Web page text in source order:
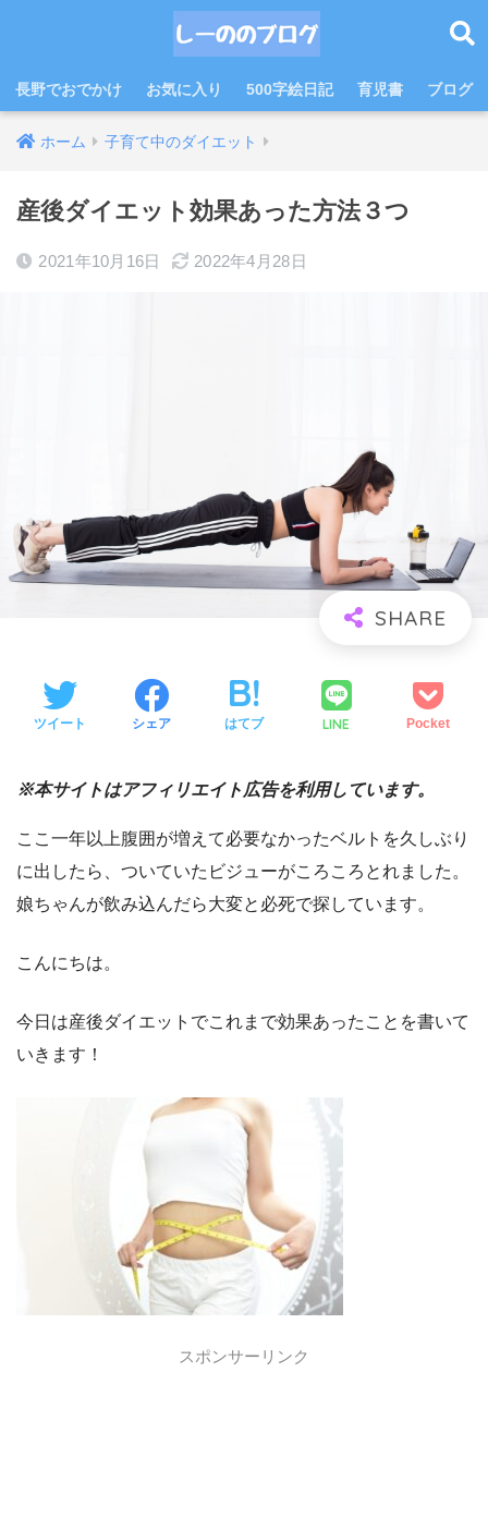
長野でおでかけ お気に入り 500字絵日記 育児書 ブログ
ホーム 子育て中のダイエット
産後ダイエット効果あった方法３つ
2021年10月16日 2022年4月28日
ツイート シェア はてブ LINE Pocket
※本サイトはアフィリエイト広告を利用しています。
ここ一年以上腹囲が増えて必要なかったベルトを久しぶり
に出したら、ついていたビジューがころころとれました。
娘ちゃんが飲み込んだら大変と必死で探しています。
こんにちは。
今日は産後ダイエットでこれまで効果あったことを書いて
いきます！
スポンサーリンク